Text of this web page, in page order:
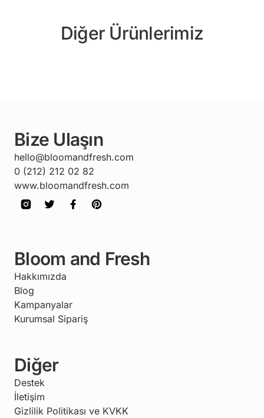
Diğer Ürünlerimiz
Bize Ulaşın
hello@bloomandfresh.com
0 (212) 212 02 82
www.bloomandfresh.com
Bloom and Fresh
Hakkımızda
Blog
Kampanyalar
Kurumsal Sipariş
Diğer
Destek
İletişim
Gizlilik Politikası ve KVKK